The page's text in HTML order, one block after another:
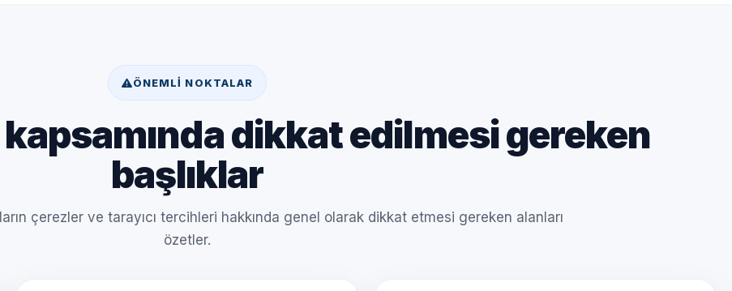
ÖNEMLI NOKTALAR
dikkat edilmesi gereken
başlıklar
çerezler ve tarayıcı tercihleri hakkında genel olarak dikkat etmesi gereken alanları
özetler.